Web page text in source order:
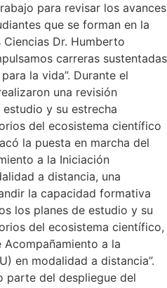
para revisar los avances
que se forman en la
Dr. Humberto
carreras sustentadas
la vida”. Durante el
una revisión
y su estrecha
del ecosistema científico
la puesta en marcha del
a la Iniciación
a distancia, una
la capacidad formativa
los planes de estudio y su
del ecosistema científico,
a la
en modalidad a distancia”.
parte del despliegue del